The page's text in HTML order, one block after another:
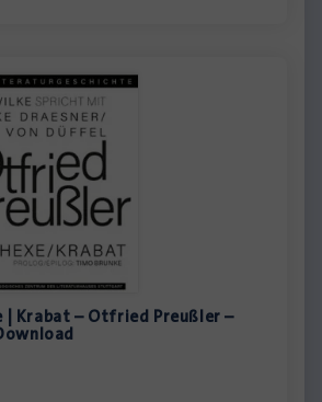
| Krabat – Otfried Preußler –